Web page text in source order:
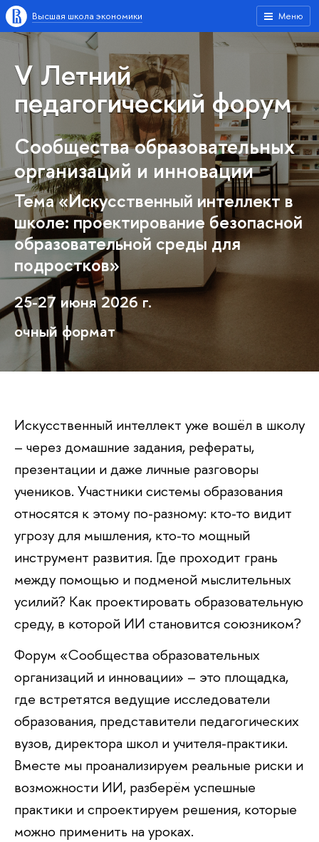
Меню
ысшая школа экономики
V Летний
педагогический форум
Сообщества образовательных
организаций и инновации
Тема «Искусственный интеллект
школе: проектирование безопасной
образовательной среды для
подростков»
25-27 июня 2026 г.
очный формат
Искусственный интеллект уже вошёл в школу
– через домашние задания, рефераты,
презентации и даже личные разговоры
учеников. Участники системы образования
относятся к этому по-разному: кто-то видит
угрозу для мышления, кто-то мощный
инструмент развития. Где проходит грань
между помощью и подменой мыслительных
усилий? Как проектировать образовательную
среду, в которой ИИ становится союзником?
Форум «Сообщества образовательных
организаций и инновации» – это площадка,
де встретятся ведущие исследователи
образования, представители педагогических
узов, директора школ и учителя-практики.
месте мы проанализируем реальные риски и
озможности ИИ, разберём успешные
практики и спроектируем решения, которые
можно применить на уроках.